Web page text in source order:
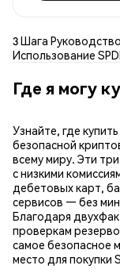
3 Шага Руководство
Использование
Где я могу
Узнайте, где
безопасной
всему миру. Эти
с низкими
дебетовых карт,
сервисов — без
Благодаря
проверкам
самое безопасное
место для покупки